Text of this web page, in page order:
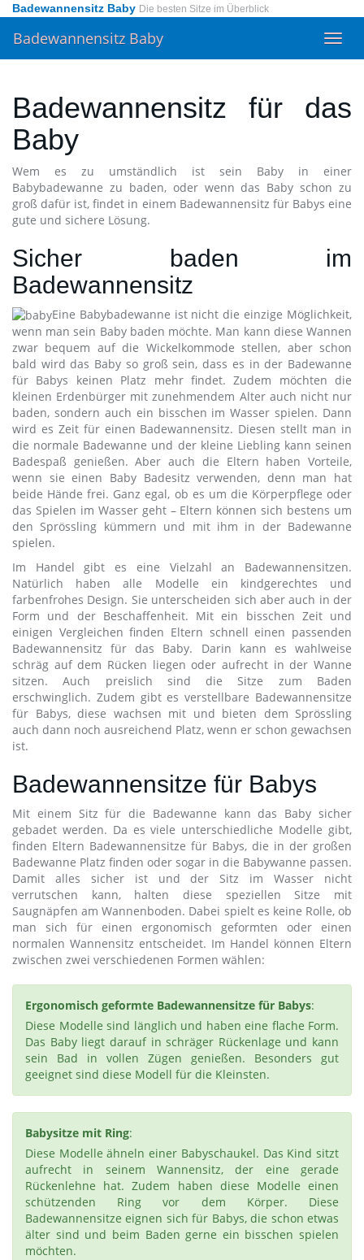
Skip
main
content
Badewannensitz Baby Die besten Sitze im Überblick
Badewannensitz Baby
Badewannensitz für das
Baby
Wem es zu umständlich ist sein Baby in einer
Babybadewanne zu baden, oder wenn das Baby schon zu
groß dafür ist, findet in einem Badewannensitz für Babys eine
gute und sichere Lösung.
Sicher baden im
Badewannensitz
Eine Babybadewanne ist nicht die einzige Möglichkeit,
wenn man sein Baby baden möchte. Man kann diese Wannen
zwar bequem auf die Wickelkommode stellen, aber schon
bald wird das Baby so groß sein, dass es in der Badewanne
für Babys keinen Platz mehr findet. Zudem möchten die
kleinen Erdenbürger mit zunehmendem Alter auch nicht nur
baden, sondern auch ein bisschen im Wasser spielen. Dann
wird es Zeit für einen Badewannensitz. Diesen stellt man in
die normale Badewanne und der kleine Liebling kann seinen
Badespaß genießen. Aber auch die Eltern haben Vorteile,
wenn sie einen Baby Badesitz verwenden, denn man hat
beide Hände frei. Ganz egal, ob es um die Körperpflege oder
das Spielen im Wasser geht – Eltern können sich bestens um
den Sprössling kümmern und mit ihm in der Badewanne
spielen.
Im Handel gibt es eine Vielzahl an Badewannensitzen.
Natürlich haben alle Modelle ein kindgerechtes und
farbenfrohes Design. Sie unterscheiden sich aber auch in der
Form und der Beschaffenheit. Mit ein bisschen Zeit und
einigen Vergleichen finden Eltern schnell einen passenden
Badewannensitz für das Baby. Darin kann es wahlweise
schräg auf dem Rücken liegen oder aufrecht in der Wanne
sitzen. Auch preislich sind die Sitze zum Baden
erschwinglich. Zudem gibt es verstellbare Badewannensitze
für Babys, diese wachsen mit und bieten dem Sprössling
auch dann noch ausreichend Platz, wenn er schon gewachsen
ist.
Badewannensitze für Babys
Mit einem Sitz für die Badewanne kann das Baby sicher
gebadet werden. Da es viele unterschiedliche Modelle gibt,
finden Eltern Badewannensitze für Babys, die in der großen
Badewanne Platz finden oder sogar in die Babywanne passen.
Damit alles sicher ist und der Sitz im Wasser nicht
verrutschen kann, halten diese speziellen Sitze mit
Saugnäpfen am Wannenboden. Dabei spielt es keine Rolle, ob
man sich für einen ergonomisch geformten oder einen
normalen Wannensitz entscheidet. Im Handel können Eltern
zwischen zwei verschiedenen Formen wählen:
Ergonomisch geformte Badewannensitze für Babys:
Diese Modelle sind länglich und haben eine flache Form.
Das Baby liegt darauf in schräger Rückenlage und kann
sein Bad in vollen Zügen genießen. Besonders gut
geeignet sind diese Modell für die Kleinsten.
Babysitze mit Ring:
Diese Modelle ähneln einer Babyschaukel. Das Kind sitzt
aufrecht in seinem Wannensitz, der eine gerade
Rückenlehne hat. Zudem haben diese Modelle einen
schützenden Ring vor dem Körper. Diese
Badewannensitze eignen sich für Babys, die schon etwas
älter sind und beim Baden gerne ein bisschen spielen
möchten.